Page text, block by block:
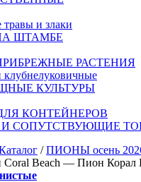
и злаки
ШТАМБЕ
РАСТЕНИЯ
КУЛЬТУРЫ
КОНТЕЙНЕРОВ
И СОПУТСТВУЮЩИЕ
/ПИОНЫ осень
Coral Beach — Пион Корал